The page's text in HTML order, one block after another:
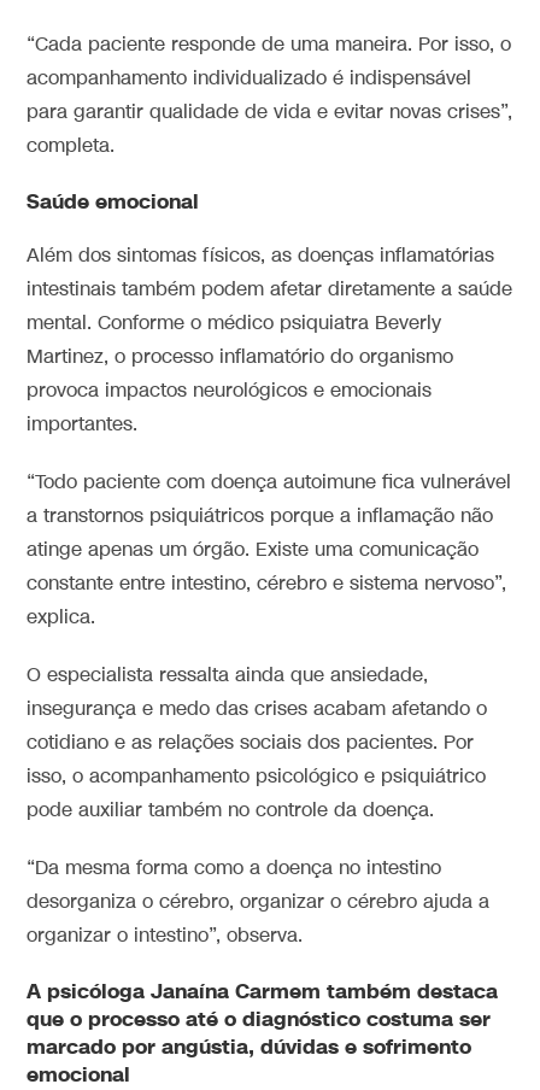
“Cada paciente responde de uma maneira. Por isso, o
acompanhamento individualizado é indispensável
para garantir qualidade de vida e evitar novas crises”,
completa.
Saúde emocional
Além dos sintomas físicos, as doenças inflamatórias
intestinais também podem afetar diretamente a saúde
mental. Conforme o médico psiquiatra Beverly
Martinez, o processo inflamatório do organismo
provoca impactos neurológicos e emocionais
importantes.
“Todo paciente com doença autoimune fica vulnerável
a transtornos psiquiátricos porque a inflamação não
atinge apenas um órgão. Existe uma comunicação
constante entre intestino, cérebro e sistema nervoso”,
explica.
O especialista ressalta ainda que ansiedade,
insegurança e medo das crises acabam afetando o
cotidiano e as relações sociais dos pacientes. Por
isso, o acompanhamento psicológico e psiquiátrico
pode auxiliar também no controle da doença.
“Da mesma forma como a doença no intestino
desorganiza o cérebro, organizar o cérebro ajuda a
organizar o intestino”, observa.
A psicóloga Janaína Carmem também destaca
que o processo até o diagnóstico costuma ser
marcado por angústia, dúvidas e sofrimento
emocional